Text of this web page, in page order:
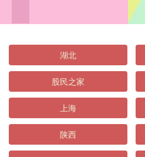
湖北
股民之家
上海
陕西